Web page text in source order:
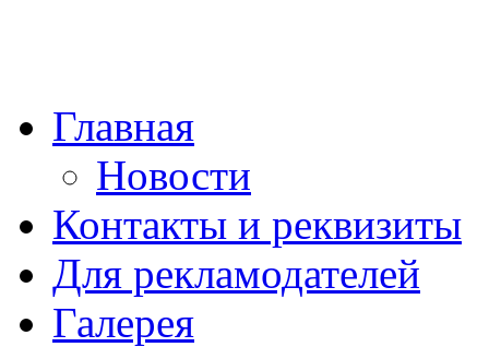
Главная
Новости
Контакты и реквизиты
Для рекламодателей
Галерея